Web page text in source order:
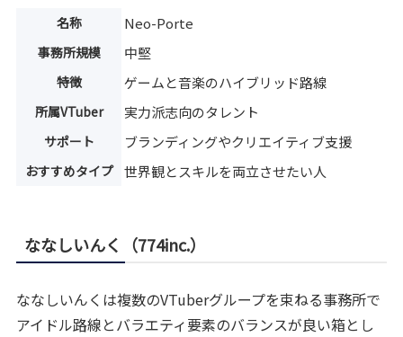
名称 Neo-Porte
事務所規模 中堅
特徴 ゲームと音楽のハイブリッド路線
所属VTuber 実力派志向のタレント
サポート ブランディングやクリエイティブ支援
おすすめタイプ 世界観とスキルを両立させたい人
ななしいんく（774inc.）
ななしいんくは複数のVTuberグループを束ねる事務所で
アイドル路線とバラエティ要素のバランスが良い箱とし